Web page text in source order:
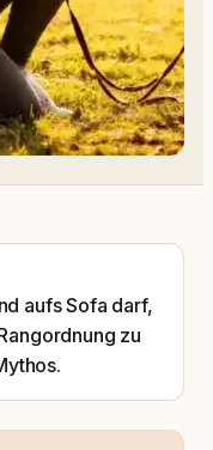
aufs Sofa darf,
zu